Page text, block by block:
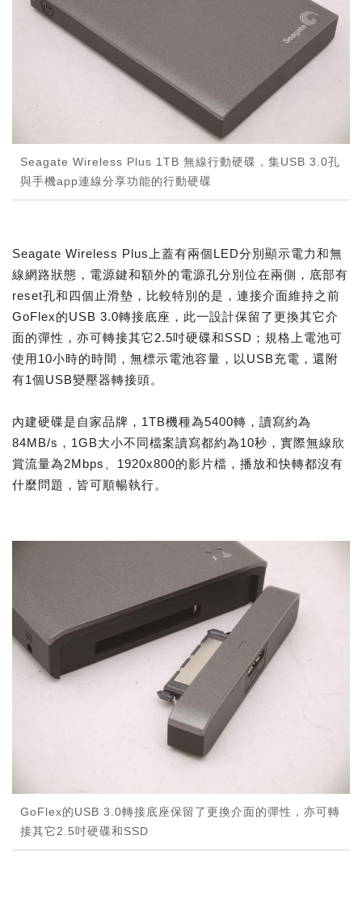
Seagate Wireless Plus 1TB 無線行動硬碟，集USB 3.0孔
與手機app連線分享功能的行動硬碟
Seagate Wireless Plus上蓋有兩個LED分別顯示電力和無
線網路狀態，電源鍵和額外的電源孔分別位在兩側，底部有
reset孔和四個止滑墊，比較特別的是，連接介面維持之前
GoFlex的USB 3.0轉接底座，此一設計保留了更換其它介
面的彈性，亦可轉接其它2.5吋硬碟和SSD；規格上電池可
使用10小時的時間，無標示電池容量，以USB充電，還附
有1個USB變壓器轉接頭。
內建硬碟是自家品牌，1TB機種為5400轉，讀寫約為
84MB/s，1GB大小不同檔案讀寫都約為10秒，實際無線欣
賞流量為2Mbps、1920x800的影片檔，播放和快轉都沒有
什麼問題，皆可順暢執行。
GoFlex的USB 3.0轉接底座保留了更換介面的彈性，亦可轉
接其它2.5吋硬碟和SSD